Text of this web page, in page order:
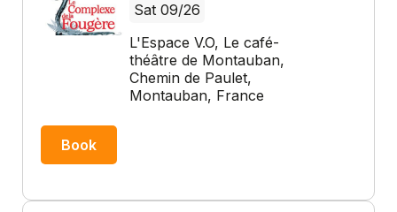
Sat 09/26
L'Espace V.O, Le café-
théâtre de Montauban,
Chemin de Paulet,
Montauban, France
Book